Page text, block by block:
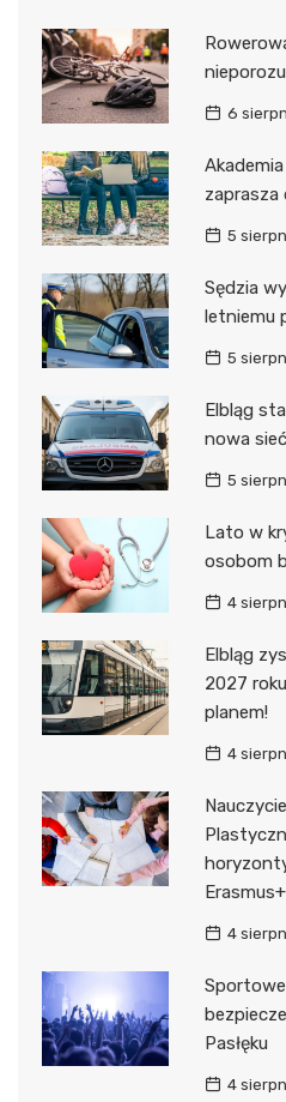
6
zaprasza
5
Sędzia
letniemu
5
Elbląg
nowa
5
Lato w
osobom
4
Elbląg
2027
planem!
4
Erasmus+
4
Pasłęku
4